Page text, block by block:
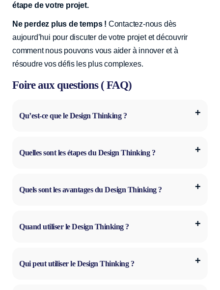
étape de votre projet.
Ne perdez plus de temps ! Contactez-nous dès
aujourd’hui pour discuter de votre projet et découvrir
comment nous pouvons vous aider à innover et à
résoudre vos défis les plus complexes.
Foire aux questions ( FAQ)
Qu’est-ce que le Design Thinking ?
Quelles sont les étapes du Design Thinking ?
Quels sont les avantages du Design Thinking ?
Quand utiliser le Design Thinking ?
Qui peut utiliser le Design Thinking ?